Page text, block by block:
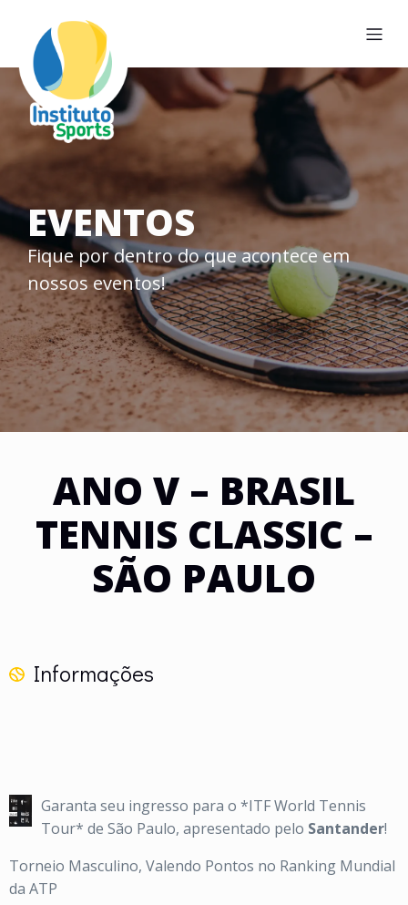
EVENTOS
Fique por dentro do que acontece em
nossos eventos!
ANO V – BRASIL
TENNIS CLASSIC –
SÃO PAULO
Informações
Garanta seu ingresso para o *ITF World Tennis
Tour* de São Paulo, apresentado pelo Santander!
Torneio Masculino, Valendo Pontos no Ranking Mundial
da ATP